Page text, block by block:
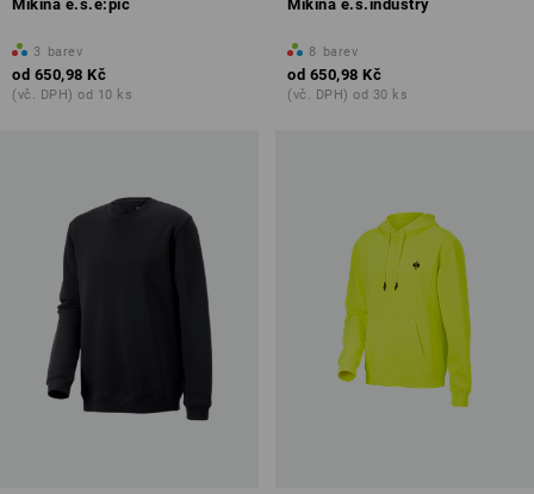
Mikina e.s.e:pic
3 barev
od 650,98 Kč
(vč. DPH) od 10 ks
Mikina e.s.industry
8 barev
od 650,98 Kč
(vč. DPH) od 30 ks